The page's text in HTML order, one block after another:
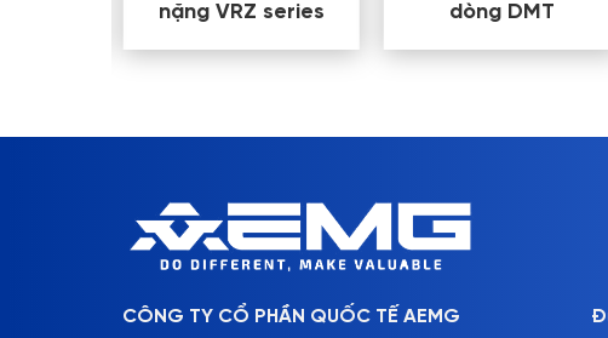
nặng VRZ series
dòng DMT
CÔNG TY CỔ PHẦN QUỐC TẾ AEMG